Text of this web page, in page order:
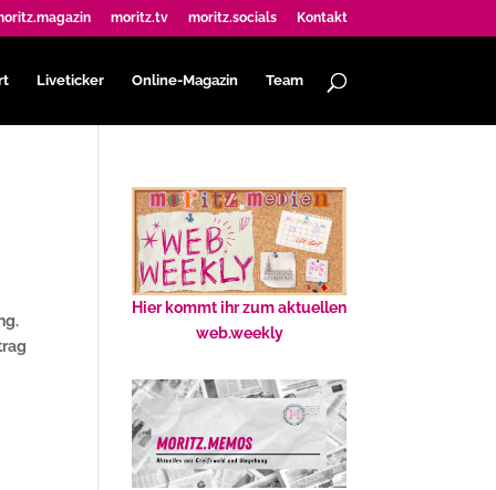
moritz.tv moritz.socials Kontakt
Liveticker Online-Magazin Team
Hier kommt ihr zum aktuellen
web.weekly